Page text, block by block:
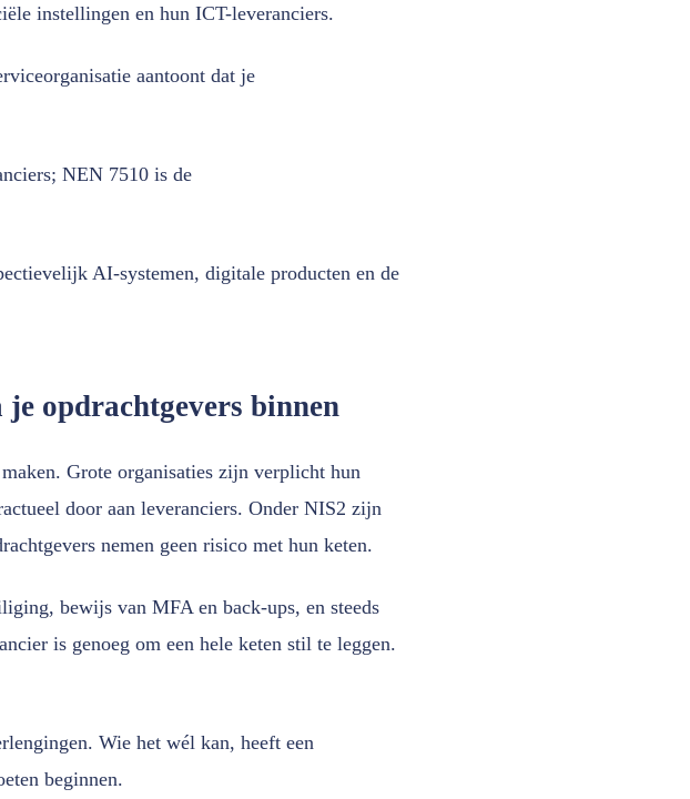
instellingen en hun ICT-leveranciers.
aantoont dat je
NEN 7510 is de
AI-systemen, digitale producten en de
opdrachtgevers binnen
Grote organisaties zijn verplicht hun
door aan leveranciers. Onder NIS2 zijn
nemen geen risico met hun keten.
bewijs van MFA en back-ups, en steeds
is genoeg om een hele keten stil te leggen.
Wie het wél kan, heeft een
beginnen.